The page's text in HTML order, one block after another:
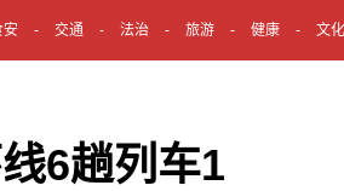
安 交通 法治 旅游 健康 文化
6趟列车1